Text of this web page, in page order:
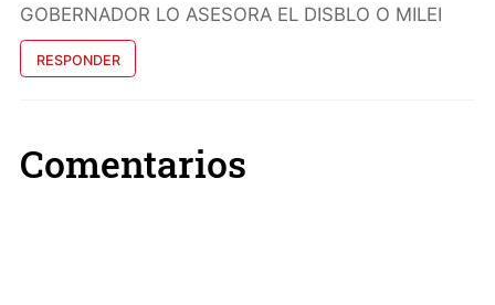
GOBERNADOR LO ASESORA EL DISBLO O MILEI
RESPONDER
Comentarios